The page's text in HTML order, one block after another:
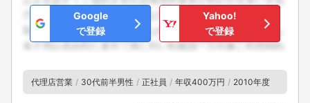
Google
で登録
Yahoo!
で登録
代理店営業 30代前半男性 正社員 年収400万円 2010年度